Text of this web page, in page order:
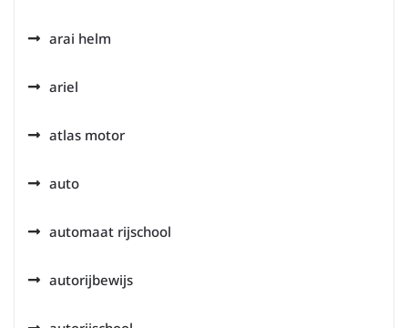
arai helm
ariel
atlas motor
auto
automaat rijschool
autorijbewijs